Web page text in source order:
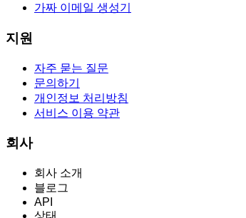
가짜 이메일 생성기
지원
자주 묻는 질문
문의하기
개인정보 처리방침
서비스 이용 약관
회사
회사 소개
블로그
API
상태